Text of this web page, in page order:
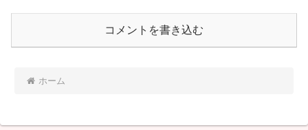
コメントを書き込む
ホーム